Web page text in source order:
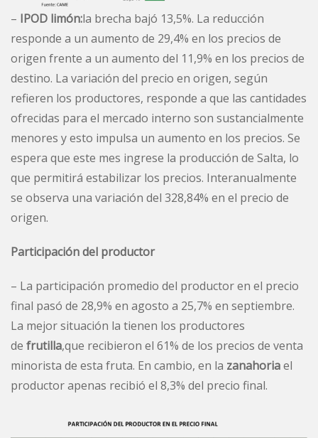
– IPOD limón:la brecha bajó 13,5%. La reducción
responde a un aumento de 29,4% en los precios de
origen frente a un aumento del 11,9% en los precios de
destino. La variación del precio en origen, según
refieren los productores, responde a que las cantidades
ofrecidas para el mercado interno son sustancialmente
menores y esto impulsa un aumento en los precios. Se
espera que este mes ingrese la producción de Salta, lo
que permitirá estabilizar los precios. Interanualmente
se observa una variación del 328,84% en el precio de
origen.
Participación del productor
– La participación promedio del productor en el precio
final pasó de 28,9% en agosto a 25,7% en septiembre.
La mejor situación la tienen los productores
de frutilla,que recibieron el 61% de los precios de venta
minorista de esta fruta. En cambio, en la zanahoriael
productor apenas recibió el 8,3% del precio final.